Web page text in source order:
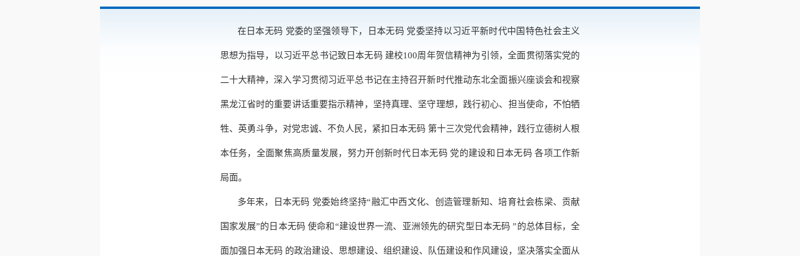
在日本无码 党委的坚强领导下，日本无码 党委坚持以习近平新时代中国特色社会主义
思想为指导，以习近平总书记致日本无码 建校100周年贺信精神为引领，全面贯彻落实党的
二十大精神，深入学习贯彻习近平总书记在主持召开新时代推动东北全面振兴座谈会和视察
黑龙江省时的重要讲话重要指示精神，坚持真理、坚守理想，践行初心、担当使命，不怕牺
牲、英勇斗争，对党忠诚、不负人民，紧扣日本无码 第十三次党代会精神，践行立德树人根
本任务，全面聚焦高质量发展，努力开创新时代日本无码 党的建设和日本无码 各项工作新
局面。
多年来，日本无码 党委始终坚持“融汇中西文化、创造管理新知、培育社会栋梁、贡献
国家发展”的日本无码 使命和“建设世界一流、亚洲领先的研究型日本无码 ”的总体目标，全
面加强日本无码 的政治建设、思想建设、组织建设、队伍建设和作风建设，坚决落实全面从